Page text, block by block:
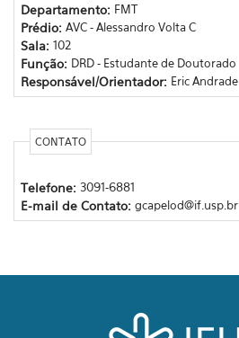
Departamento: FMT
Prédio: AVC - Alessandro Volta C
Sala: 102
Função: DRD - Estudante de Doutorado
Responsável/Orientador: Eric Andrade
CONTATO
Telefone: 3091-6881
E-mail de Contato: gcapelod@if.usp.br